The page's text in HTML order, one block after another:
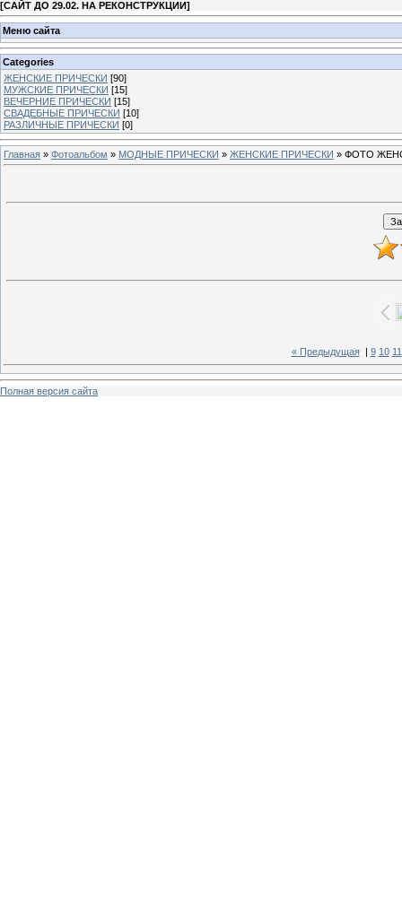
[САЙТ ДО 29.02. НА РЕКОНСТРУКЦИИ]
Меню сайта
Categories
ЖЕНСКИЕ ПРИЧЕСКИ [90]
МУЖСКИЕ ПРИЧЕСКИ [15]
ВЕЧЕРНИЕ ПРИЧЕСКИ [15]
СВАДЕБНЫЕ ПРИЧЕСКИ [10]
РАЗЛИЧНЫЕ ПРИЧЕСКИ [0]
Главная » Фотоальбом » МОДНЫЕ ПРИЧЕСКИ » ЖЕНСКИЕ ПРИЧЕСКИ » ФОТО
« Предыдущая| 9 10 11
Полная версия сайта